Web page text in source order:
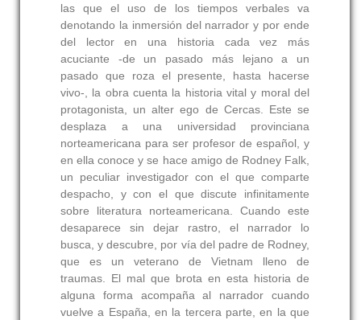
las que el uso de los tiempos verbales va
denotando la inmersión del narrador y por ende
del lector en una historia cada vez más
acuciante -de un pasado más lejano a un
pasado que roza el presente, hasta hacerse
vivo-, la obra cuenta la historia vital y moral del
protagonista, un alter ego de Cercas. Este se
desplaza a una universidad provinciana
norteamericana para ser profesor de español, y
en ella conoce y se hace amigo de Rodney Falk,
un peculiar investigador con el que comparte
despacho, y con el que discute infinitamente
sobre literatura norteamericana. Cuando este
desaparece sin dejar rastro, el narrador lo
busca, y descubre, por vía del padre de Rodney,
que es un veterano de Vietnam lleno de
traumas. El mal que brota en esta historia de
alguna forma acompaña al narrador cuando
vuelve a España, en la tercera parte, en la que